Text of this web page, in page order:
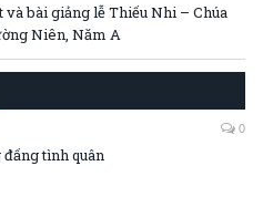
bài giảng lễ Thiếu Nhi – Chúa
Niên, Năm A
0
tình quân